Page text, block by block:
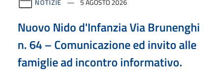
Nuovo Nido d'Infanzia Via Brunenghi
n. 64 – Comunicazione ed invito alle
famiglie ad incontro informativo.